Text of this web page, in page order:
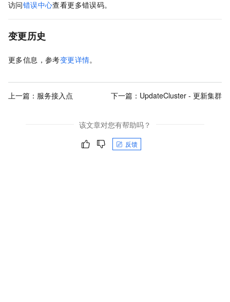
访问错误中心查看更多错误码。
变更历史
更多信息，参考变更详情。
上一篇： 服务接入点 下一篇： UpdateCluster - 更新集群
该文章对您有帮助吗？
反馈